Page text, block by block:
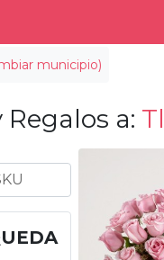
municipio)
a: